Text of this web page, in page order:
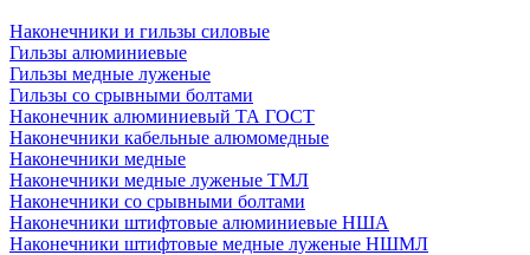
Наконечники и гильзы силовые
Гильзы алюминиевые
Гильзы медные луженые
Гильзы со срывными болтами
Наконечник алюминиевый ТА ГОСТ
Наконечники кабельные алюмомедные
Наконечники медные
Наконечники медные луженые ТМЛ
Наконечники со срывными болтами
Наконечники штифтовые алюминиевые НША
Наконечники штифтовые медные луженые НШМЛ